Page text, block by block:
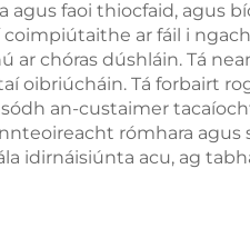
agus faoi thiocfaid, agus
ar fáil i
ar chóras dúshláin. Tá
oibriúcháin. Tá forbairt
an-custaimer
rómhara
idirnáisiúnta acu, ag